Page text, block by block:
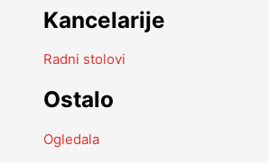
Kancelarije
Radni stolovi
Ostalo
Ogledala